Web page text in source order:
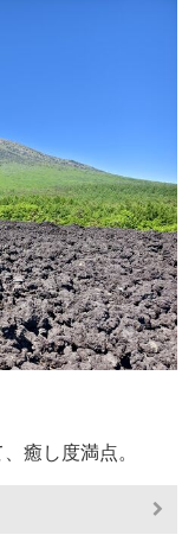
癒し度満点。